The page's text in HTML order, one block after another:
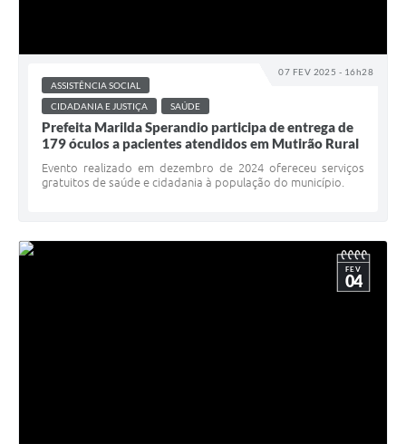
07 FEV 2025 - 16h28
ASSISTÊNCIA SOCIAL
CIDADANIA E JUSTIÇA
SAÚDE
Prefeita Marilda Sperandio participa de entrega de
179 óculos a pacientes atendidos em Mutirão Rural
Evento realizado em dezembro de 2024 ofereceu serviços
gratuitos de saúde e cidadania à população do município.
FEV
04